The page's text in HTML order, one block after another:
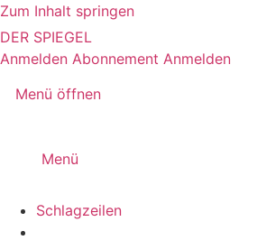
Zum Inhalt springen
DER SPIEGEL
Anmelden Abonnement Anmelden
Menü öffnen
Menü
Schlagzeilen